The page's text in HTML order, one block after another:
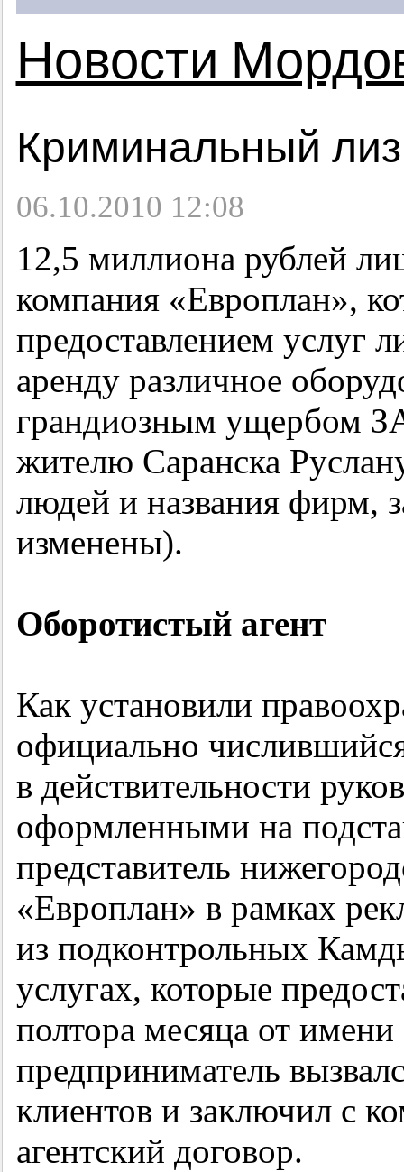
Новости
Криминальный
06.10.2010 12:08
12,5 миллиона рублей
компания «Европлан»,
предоставлением услуг
аренду различное
грандиозным ущербом
жителю Саранска
людей и названия фирм,
изменены).
Оборотистый агент
Как установили
официально
в действительности
оформленными на
представитель
«Европлан» в рамках
из подконтрольных
услугах, которые
полтора месяца от
предприниматель
клиентов и заключил с
агентский договор.